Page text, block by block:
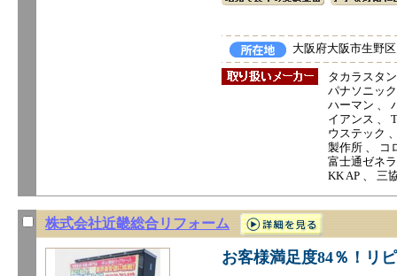
大阪府大阪市生野
タカラスタ
パナソニッ
ハーマン 、
イアンス 、
ウステック
製作所 、 コ
富士通ゼネ
KK AP 、 三
株式会社近畿総合リフォーム
お客様満足度84％！リ